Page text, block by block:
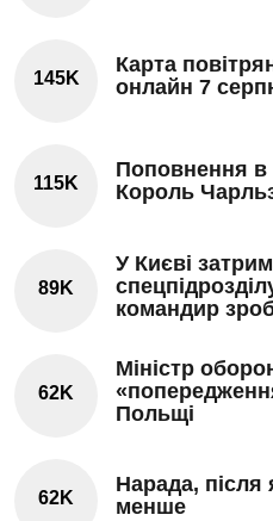
145K
Карта
онлайн 7
115K
Поповнення в
Король
89K
У Києві
командир
62K
Міністр
Польщі
62K
Нарада, після
менше